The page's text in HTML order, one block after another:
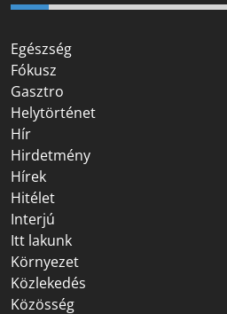
Egészség
Fókusz
Gasztro
Helytörténet
Hír
Hirdetmény
Hírek
Hitélet
Interjú
Itt lakunk
Környezet
Közlekedés
Közösség